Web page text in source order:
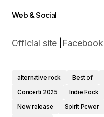
Web & Social
Official site Facebook
alternative rock Best of
Concerti 2025
Indie Rock
New release
Spirit Power